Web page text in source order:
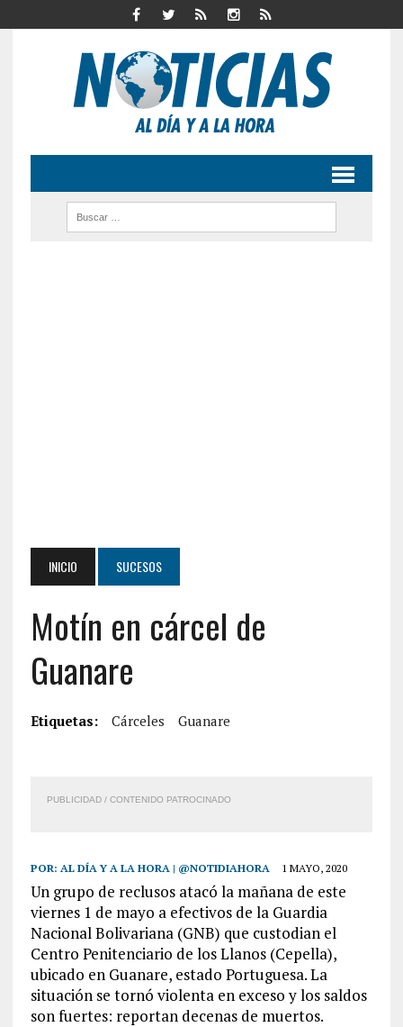
INICIO SUCESOS
Motín en cárcel de
Guanare
Etiquetas: Cárceles Guanare
PUBLICIDAD / CONTENIDO PATROCINADO
POR: AL DÍA Y A LA HORA | @NOTIDIAHORA 1 MAYO, 2020
Un grupo de reclusos atacó la mañana de este
viernes 1 de mayo a efectivos de la Guardia
Nacional Bolivariana (GNB) que custodian el
Centro Penitenciario de los Llanos (Cepella),
ubicado en Guanare, estado Portuguesa. La
situación se tornó violenta en exceso y los saldos
son fuertes: reportan decenas de muertos.